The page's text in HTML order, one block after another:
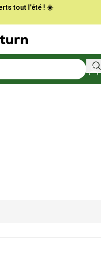
tout l'été ! ☀️